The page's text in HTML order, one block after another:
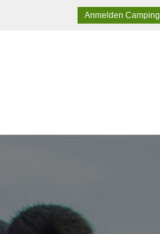
Anmelden Camping